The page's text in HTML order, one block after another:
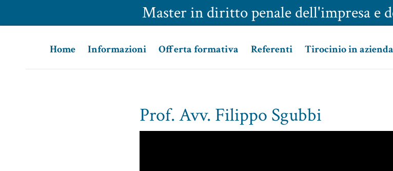
Master in diritto penale dell'impresa e
Home Informazioni Offerta formativa Referenti Tirocinio in azienda
Prof. Avv. Filippo Sgubbi